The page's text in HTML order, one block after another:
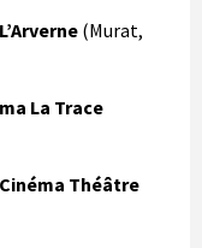
(Murat,
La Trace
Théâtre